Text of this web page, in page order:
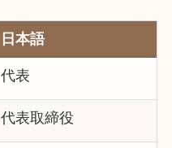
日本語
代表
代表取締役